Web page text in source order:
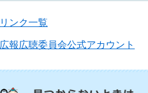
リンク一覧
広報広聴委員会公式アカウント